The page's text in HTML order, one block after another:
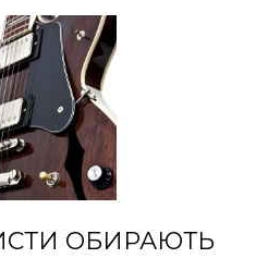
ОБИРАЮТЬ